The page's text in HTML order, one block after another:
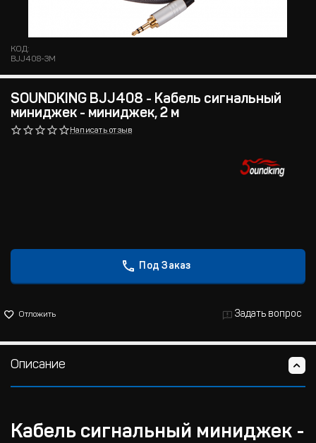
КОД:
BJJ408-3M
SOUNDKING BJJ408 - Кабель сигнальный
миниджек - миниджек, 2 м
Написать отзыв
Под Заказ
Отложить Задать вопрос
Описание
Кабель сигнальный миниджек -